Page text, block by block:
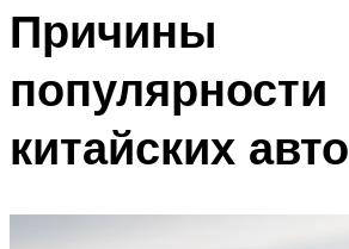
Причины
популярности
китайских авто